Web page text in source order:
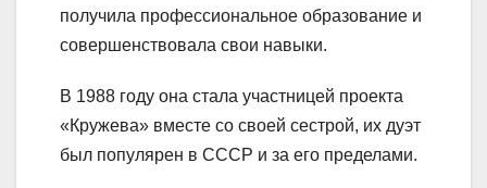
получила профессиональное образование и
совершенствовала свои навыки.
В 1988 году она стала участницей проекта
«Кружева» вместе со своей сестрой, их дуэт
был популярен в СССР и за его пределами.